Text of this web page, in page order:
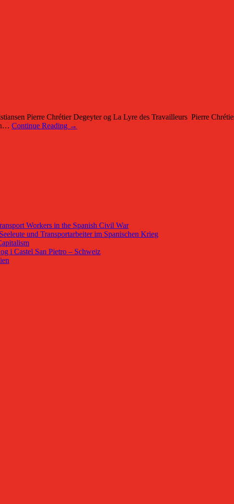
Pierre Chrétier Degeyter og La Lyre des Travailleurs Pierre
Continue Reading →
Workers in the Spanish Civil War
und Transportarbeiter im Spanischen Krieg
i Castel San Pietro – Schweiz